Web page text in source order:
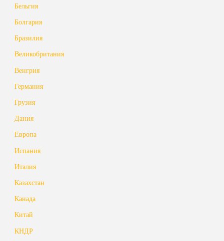
Бельгия
Болгария
Бразилия
Великобритания
Венгрия
Германия
Грузия
Дания
Европа
Испания
Италия
Казахстан
Канада
Китай
КНДР